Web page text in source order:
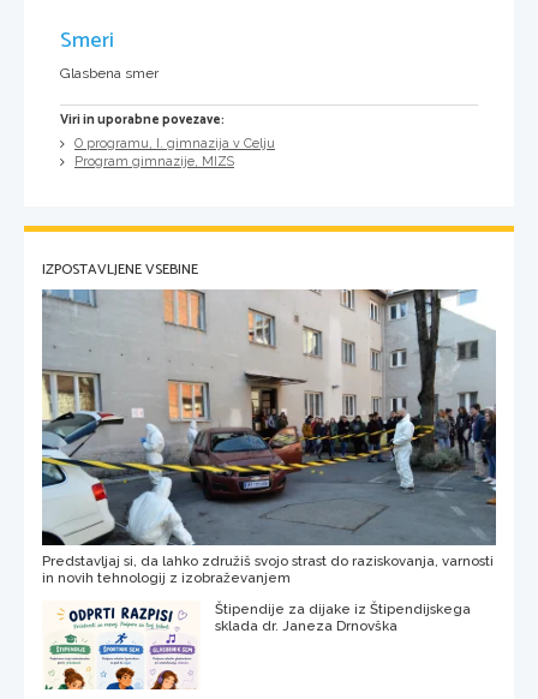
Smeri
Glasbena smer
Viri in uporabne povezave:
O programu, I. gimnazija v Celju
Program gimnazije, MIZS
IZPOSTAVLJENE VSEBINE
Predstavljaj si, da lahko združiš svojo strast do raziskovanja, varnosti
in novih tehnologij z izobraževanjem
Štipendije za dijake iz Štipendijskega
sklada dr. Janeza Drnovška